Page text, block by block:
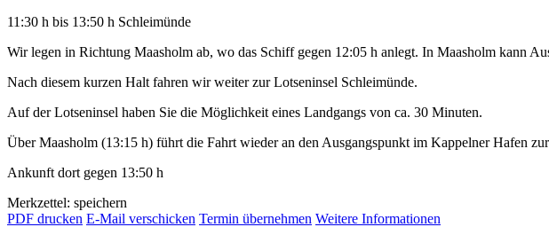
11:30 h bis 13:50 h Schleimünde
Wir legen in Richtung Maasholm ab, wo das Schiff gegen 12:05 h anlegt. In Maasholm kann
Nach diesem kurzen Halt fahren wir weiter zur Lotseninsel Schleimünde.
Auf der Lotseninsel haben Sie die Möglichkeit eines Landgangs von ca. 30 Minuten.
Über Maasholm (13:15 h) führt die Fahrt wieder an den Ausgangspunkt im Kappelner Hafen
Ankunft dort gegen 13:50 h
Merkzettel: speichern
PDF drucken E-Mail verschicken Termin übernehmen Weitere Informationen